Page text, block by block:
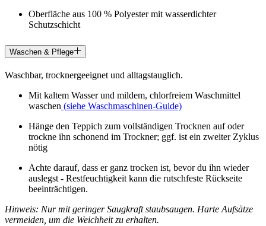
Oberfläche aus 100 % Polyester mit wasserdichter
Schutzschicht
Waschen & Pflege
Waschbar, trocknergeeignet und alltagstauglich.
Mit kaltem Wasser und mildem, chlorfreiem Waschmittel
waschen (siehe Waschmaschinen-Guide)
Hänge den Teppich zum vollständigen Trocknen auf oder
trockne ihn schonend im Trockner; ggf. ist ein zweiter Zyklus
nötig
Achte darauf, dass er ganz trocken ist, bevor du ihn wieder
auslegst - Restfeuchtigkeit kann die rutschfeste Rückseite
beeinträchtigen.
Hinweis: Nur mit geringer Saugkraft staubsaugen. Harte Aufsätze
vermeiden, um die Weichheit zu erhalten.